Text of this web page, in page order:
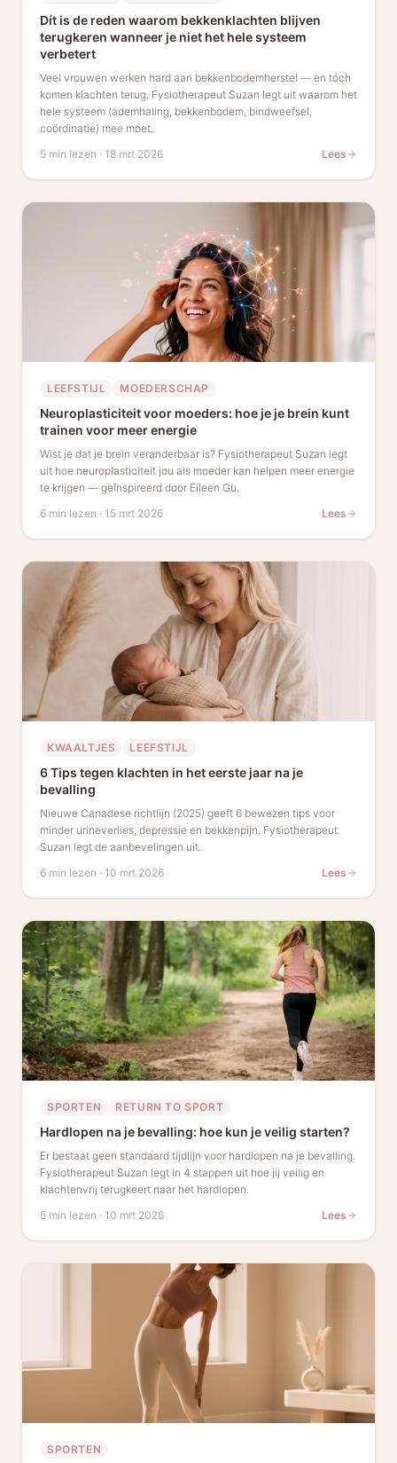
Dít is de reden waarom bekkenklachten blijven
terugkeren wanneer je niet het hele systeem
verbetert
Veel vrouwen werken hard aan bekkenbodemherstel — en tóch
komen klachten terug. Fysiotherapeut Suzan legt uit waarom het
hele systeem (ademhaling, bekkenbodem, bindweefsel,
coördinatie) mee moet.
5 min lezen · 18 mrt 2026 Lees
LEEFSTIJL MOEDERSCHAP
Neuroplasticiteit voor moeders: hoe je je brein kunt
trainen voor meer energie
Wist je dat je brein veranderbaar is? Fysiotherapeut Suzan legt
uit hoe neuroplasticiteit jou als moeder kan helpen meer energie
te krijgen — geïnspireerd door Eileen Gu.
6 min lezen · 15 mrt 2026 Lees
KWAALTJES LEEFSTIJL
6 Tips tegen klachten in het eerste jaar na je
bevalling
Nieuwe Canadese richtlijn (2025) geeft 6 bewezen tips voor
minder urineverlies, depressie en bekkenpijn. Fysiotherapeut
Suzan legt de aanbevelingen uit.
6 min lezen · 10 mrt 2026 Lees
SPORTEN RETURN TO SPORT
Hardlopen na je bevalling: hoe kun je veilig starten?
Er bestaat geen standaard tijdlijn voor hardlopen na je bevalling.
Fysiotherapeut Suzan legt in 4 stappen uit hoe jij veilig en
klachtenvrij terugkeert naar het hardlopen.
5 min lezen · 10 mrt 2026 Lees
SPORTEN